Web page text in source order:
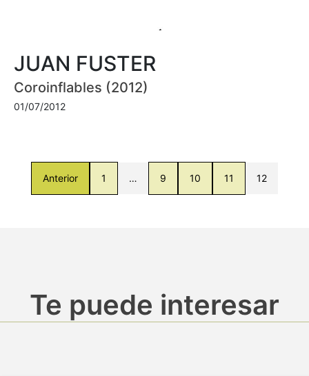
JUAN FUSTER
Coroinflables (2012)
01/07/2012
Anterior 1 … 9 10 11 12
Te puede interesar